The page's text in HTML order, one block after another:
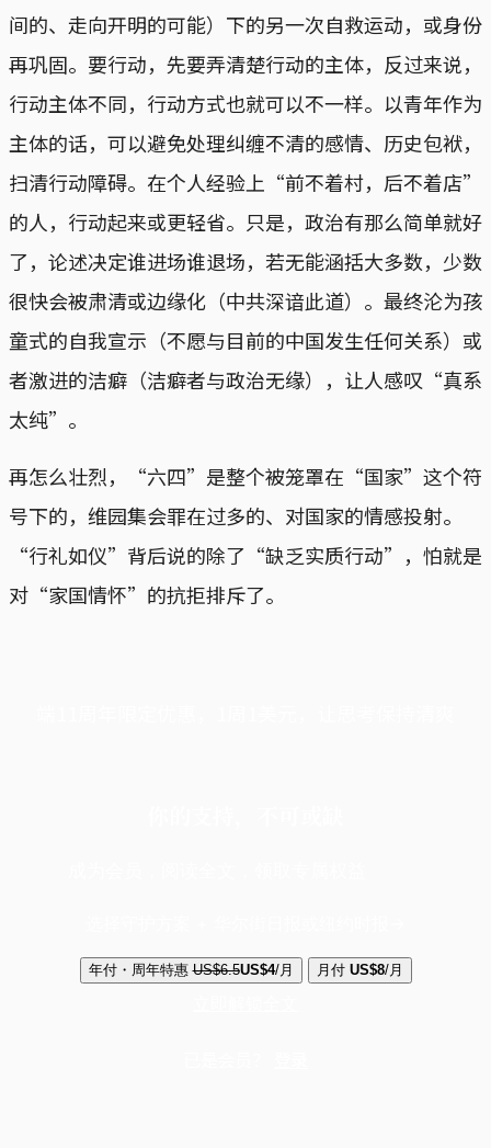
间的、走向开明的可能）下的另一次自救运动，或身份
再巩固。要行动，先要弄清楚行动的主体，反过来说，
行动主体不同，行动方式也就可以不一样。以青年作为
主体的话，可以避免处理纠缠不清的感情、历史包袱，
扫清行动障碍。在个人经验上“前不着村，后不着店”
的人，行动起来或更轻省。只是，政治有那么简单就好
了，论述决定谁进场谁退场，若无能涵括大多数，少数
很快会被肃清或边缘化（中共深谙此道）。最终沦为孩
童式的自我宣示（不愿与目前的中国发生任何关系）或
者激进的洁癖（洁癖者与政治无缘），让人感叹“真系
太纯”。
再怎么壮烈，“六四”是整个被笼罩在“国家”这个符
号下的，维园集会罪在过多的、对国家的情感投射。
“行礼如仪”背后说的除了“缺乏实质行动”，怕就是
对“家国情怀”的抗拒排斥了。
年付・周年特惠 US$6.5US$4/月 月付 US$8/月